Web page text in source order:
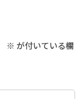
※ が付いている欄